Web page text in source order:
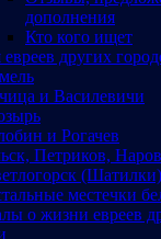
дополнения
Кто кого ищет
евреев других
и Василевичи
и Рогачев
Петриков,
местечки
о жизни евреев